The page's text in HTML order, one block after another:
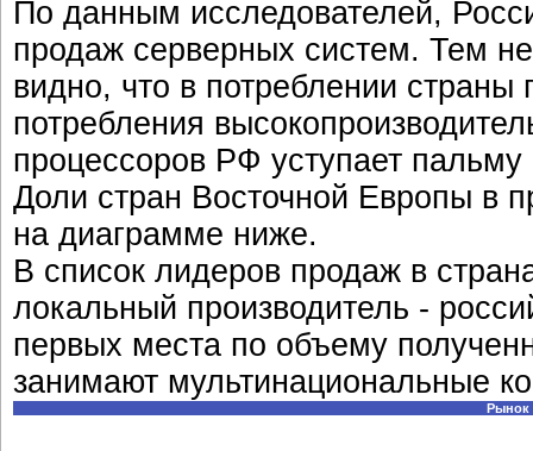
По данным исследователей,
продаж серверных систем. Тем
видно, что в потреблении
потребления
процессоров РФ уступает
Доли стран Восточной Европы в
на диаграмме ниже.
В список лидеров продаж в
локальный производитель -
первых места по объему
занимают мультинациональные
Рынок